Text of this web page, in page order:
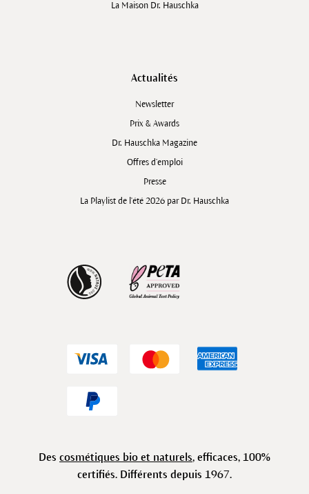
La Maison Dr. Hauschka
Actualités
Newsletter
Prix & Awards
Dr. Hauschka Magazine
Offres d’emploi
Presse
La Playlist de l'été 2026 par Dr. Hauschka
Des cosmétiques bio et naturels, efficaces, 100%
certifiés. Différents depuis 1967.